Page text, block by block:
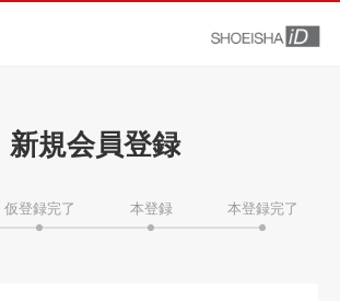
新規会員登録
仮登録完了 本登録 本登録完了